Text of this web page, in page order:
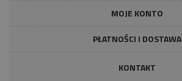
MOJE KONTO
PŁATNOŚCI I DOSTAWA
KONTAKT